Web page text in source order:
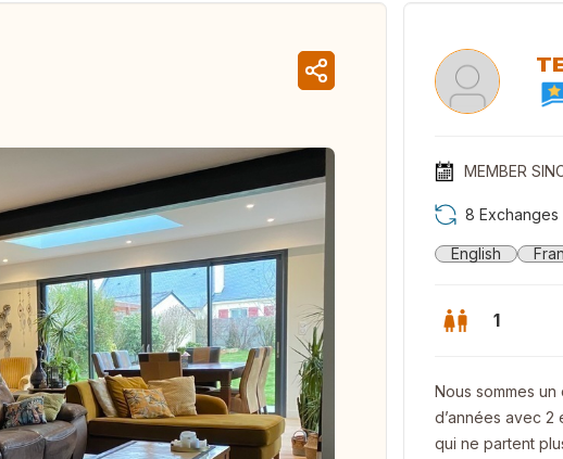
MEMBER
8 Exchanges
English
1
Nous sommes un
d’années avec 2
qui ne partent